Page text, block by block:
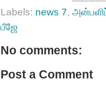
Labels: news 7,
பீஜே
No comments:
Post a Comment